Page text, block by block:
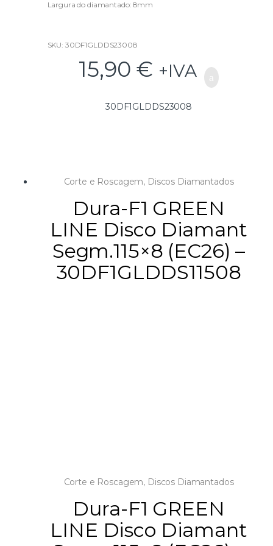
Largura do diamantado: 8mm
SKU: 30DF1GLDDS23008
15,90 € +IVA
30DF1GLDDS23008
Corte e Roscagem, Discos Diamantados
Dura-F1 GREEN
LINE Disco Diamant
Segm.115×8 (EC26) –
30DF1GLDDS11508
Corte e Roscagem, Discos Diamantados
Dura-F1 GREEN
LINE Disco Diamant